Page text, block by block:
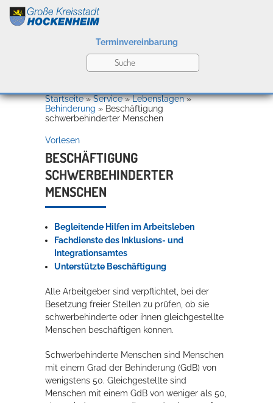
Bildung
Wirtschaft
Rathaus
Terminvereinbarung
Willkommen in Hockenheim
Konzerte, Tagungen und vieles mehr
Die Stadthalle Hockenheim bietet den perfekten Standort für Events
Startseite»Service»Lebenslagen»
Behinderung » Beschäftigung
schwerbehinderter Menschen
Vorlesen
BESCHÄFTIGUNG
SCHWERBEHINDERTER
MENSCHEN
Begleitende Hilfen im Arbeitsleben
Fachdienste des Inklusions- und
Integrationsamtes
Unterstützte Beschäftigung
Alle Arbeitgeber sind verpflichtet, bei der
Besetzung freier Stellen zu prüfen, ob sie
schwerbehinderte oder ihnen gleichgestellte
Menschen beschäftigen können.
Schwerbehinderte Menschen sind Menschen
mit einem Grad der Behinderung (GdB) von
wenigstens 50. Gleichgestellte sind
Menschen mit einem GdB von weniger als 50,